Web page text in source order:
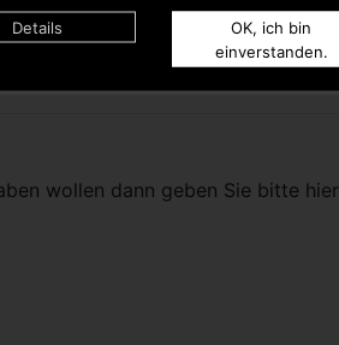
Details
OK, ich bin
einverstanden.
wollen dann geben Sie bitte hier